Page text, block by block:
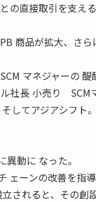
直接取引を支え
商品が拡大、さら
マネジャーの 醍
社長 小売り SCM
てアジアシフト。
動に なった。
ェーンの改善を指導
されると、その創